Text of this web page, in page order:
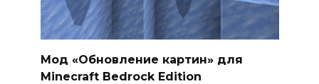
Мод «Обновление картин» для
Minecraft Bedrock Edition